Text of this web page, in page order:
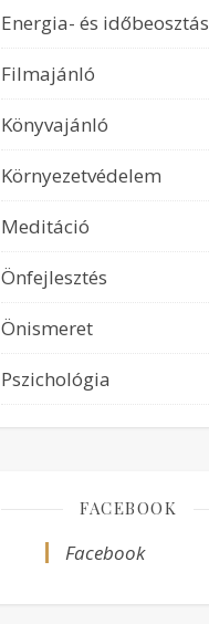
Energia- és időbeosztás
Filmajánló
Könyvajánló
Környezetvédelem
Meditáció
Önfejlesztés
Önismeret
Pszichológia
FACEBOOK
Facebook